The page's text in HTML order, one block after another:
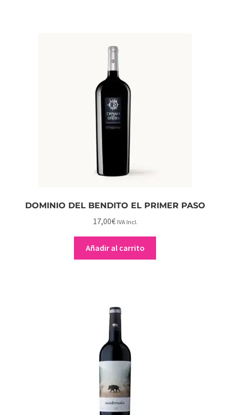
DOMINIO DEL BENDITO EL PRIMER PASO
17,00€ IVA Incl.
Añadir al carrito